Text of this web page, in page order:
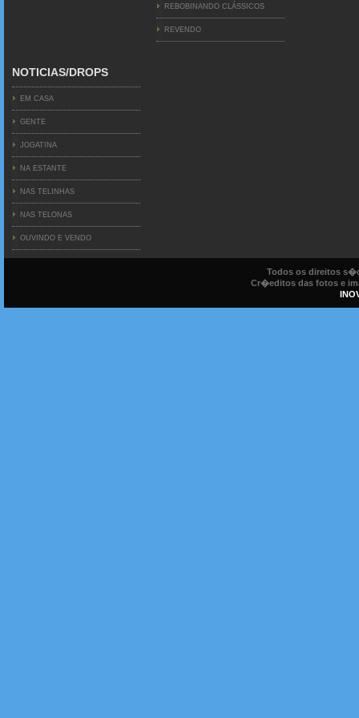
REBOBINANDO CLÁSSICOS
REVENDO
NOTICIAS/DROPS
EM CASA
GENTE
JOGATINA
NA ESTANTE
NAS TELINHAS
NAS TELONAS
OUVINDO E VENDO
Todos os direitos
Cr�editos das fotos e